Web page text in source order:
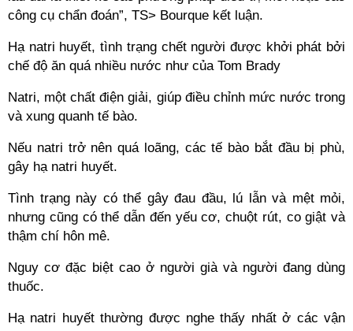
công cụ chẩn đoán”, TS> Bourque kết luận.
Hạ natri huyết, tình trạng chết người được khởi phát bởi
chế độ ăn quá nhiều nước như của Tom Brady
Natri, một chất điện giải, giúp điều chỉnh mức nước trong
và xung quanh tế bào.
Nếu natri trở nên quá loãng, các tế bào bắt đầu bị phù,
gây hạ natri huyết.
Tình trạng này có thể gây đau đầu, lú lẫn và mệt mỏi,
nhưng cũng có thể dẫn đến yếu cơ, chuột rút, co giật và
thậm chí hôn mê.
Nguy cơ đặc biệt cao ở người già và người đang dùng
thuốc.
Hạ natri huyết thường được nghe thấy nhất ở các vận